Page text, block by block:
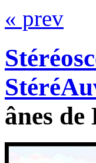
« prev
ânes